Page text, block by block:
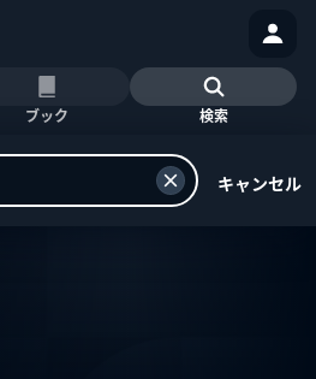
ブック 検索
キャンセル